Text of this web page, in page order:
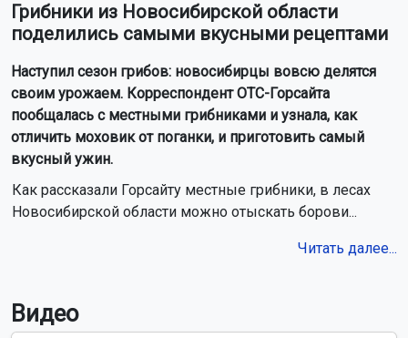
Грибники из Новосибирской области
поделились самыми вкусными рецептами
Наступил сезон грибов: новосибирцы вовсю делятся
своим урожаем. Корреспондент ОТС-Горсайта
пообщалась с местными грибниками и узнала, как
отличить моховик от поганки, и приготовить самый
вкусный ужин.
Как рассказали Горсайту местные грибники, в лесах
Новосибирской области можно отыскать борови...
Читать далее...
Видео